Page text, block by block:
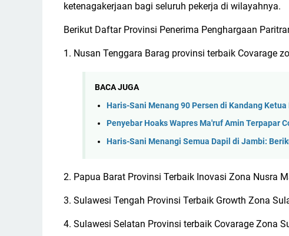
ketenagakerjaan bagi seluruh pekerja di wilayahnya.
Berikut Daftar Provinsi Penerima Penghargaan
1. Nusan Tenggara Barag provinsi terbaik Covarage
BACA JUGA
Haris-Sani Menang 90 Persen di Kandang Ketua
Penyebar Hoaks Wapres Ma'ruf Amin Terpapar
Haris-Sani Menangi Semua Dapil di Jambi:
2. Papua Barat Provinsi Terbaik Inovasi Zona Nusra
3. Sulawesi Tengah Provinsi Terbaik Growth Zona
4. Sulawesi Selatan Provinsi terbaik Covarage Zona